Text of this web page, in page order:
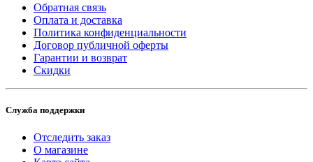
Обратная связь
Оплата и доставка
Политика конфиденциальности
Договор публичной оферты
Гарантии и возврат
Скидки
Служба поддержки
Отследить заказ
О магазине